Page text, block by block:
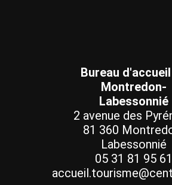
Bureau
Montredon-
Labessonnié
2 avenue des
81 360
Labessonnié
05 31 81 95 61